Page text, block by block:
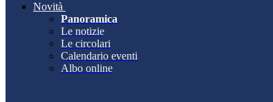
Novità
Panoramica
Le notizie
Le circolari
Calendario eventi
Albo online